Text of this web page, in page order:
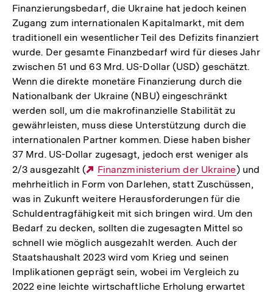
Finanzierungsbedarf, die Ukraine hat jedoch keinen
Zugang zum internationalen Kapitalmarkt, mit dem
traditionell ein wesentlicher Teil des Defizits finanziert
wurde. Der gesamte Finanzbedarf wird für dieses Jahr
zwischen 51 und 63 Mrd. US-Dollar (USD) geschätzt.
Wenn die direkte monetäre Finanzierung durch die
Nationalbank der Ukraine (NBU) eingeschränkt
werden soll, um die makrofinanzielle Stabilität zu
gewährleisten, muss diese Unterstützung durch die
internationalen Partner kommen. Diese haben bisher
37 Mrd. US-Dollar zugesagt, jedoch erst weniger als
2/3 ausgezahlt (
Externer
Link:
Finanzministerium der Ukraine) und
mehrheitlich in Form von Darlehen, statt Zuschüssen,
was in Zukunft weitere Herausforderungen für die
Schuldentragfähigkeit mit sich bringen wird. Um den
Bedarf zu decken, sollten die zugesagten Mittel so
schnell wie möglich ausgezahlt werden. Auch der
Staatshaushalt 2023 wird vom Krieg und seinen
Implikationen geprägt sein, wobei im Vergleich zu
2022 eine leichte wirtschaftliche Erholung erwartet